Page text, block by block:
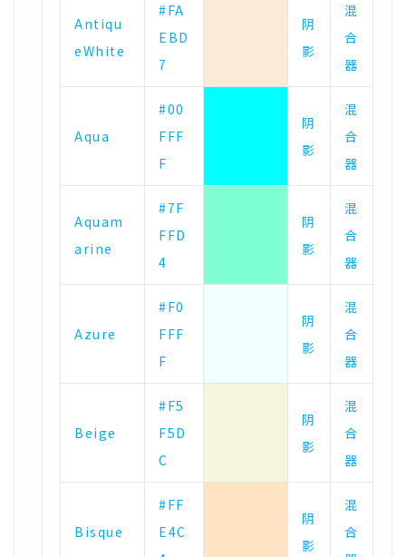
Antiqu
eWhite
#FA
EBD
7
阴
影
混
合
器
Aqua
#00
FFF
F
阴
影
混
合
器
Aquam
arine
#7F
FFD
4
阴
影
混
合
器
Azure
#F0
FFF
F
阴
影
混
合
器
Beige
#F5
F5D
C
阴
影
混
合
器
Bisque
#FF
E4C
阴
影
混
合